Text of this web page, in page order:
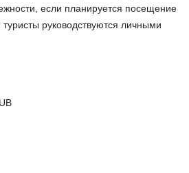
если планируется посещение
руководствуются личными